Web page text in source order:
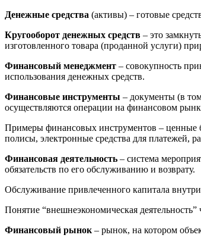
Денежные средства (активы) – готовые
Кругооборот денежных средств – это
изготовленного товара (проданной услуги)
Финансовый менеджмент – совокупность
использования денежных средств.
Финансовые инструменты – документы (в
осуществляются операции на финансовом
Примеры финансовых инструментов – ценные
полисы, электронные средства для платежей,
Финансовая деятельность – система
обязательств по его обслуживанию и возврату.
Обслуживание привлеченного капитала
Понятие “внешнеэкономическая
Финансовый рынок – рынок, на котором